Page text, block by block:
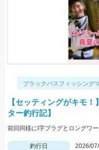
ブラックバスフィッシング
【セッティングがキモ
ター釣行記】
釣行日
2026/